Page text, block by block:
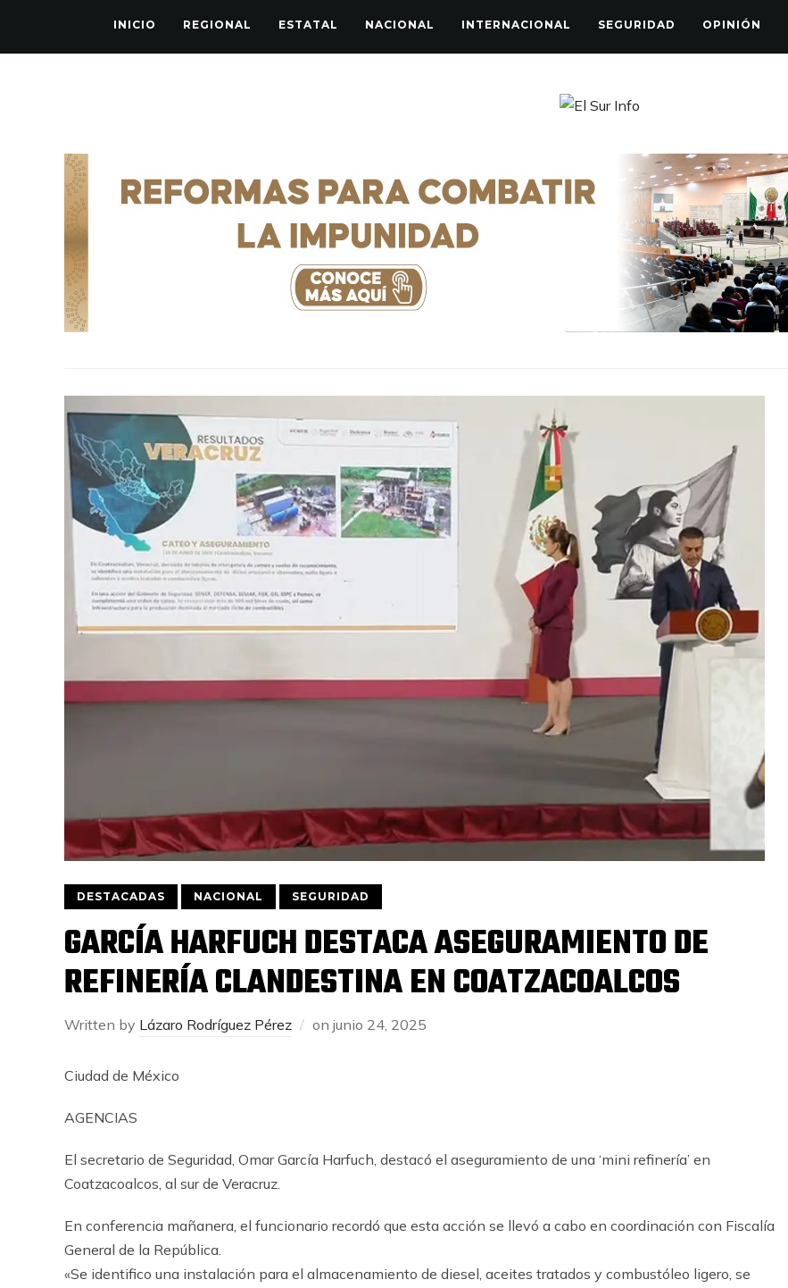
INICIO REGIONAL ESTATAL NACIONAL INTERNACIONAL SEGURIDAD OPINIÓN
DESTACADAS NACIONAL SEGURIDAD
GARCÍA HARFUCH DESTACA ASEGURAMIENTO DE
REFINERÍA CLANDESTINA EN COATZACOALCOS
Written by Lázaro Rodríguez Pérez on junio 24, 2025
Ciudad de México
AGENCIAS
El secretario de Seguridad, Omar García Harfuch, destacó el aseguramiento de una ‘mini refinería’ en
Coatzacoalcos, al sur de Veracruz.
En conferencia mañanera, el funcionario recordó que esta acción se llevó a cabo en coordinación con Fiscalía
General de la República.
«Se identifico una instalación para el almacenamiento de diesel, aceites tratados y combustóleo ligero, se